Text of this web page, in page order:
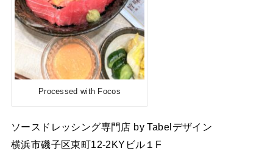
Processed with Focos
ソースドレッシング専門店 by Tabelデザイン
横浜市磯子区東町12-2KYビル１F